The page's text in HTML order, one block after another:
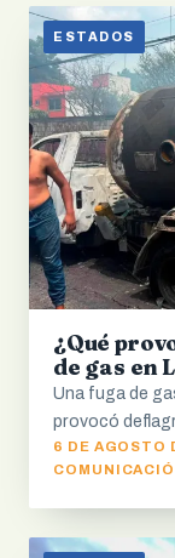
ESTADOS
¿Qué
de gas en
Una fuga de
provocó
6 DE AGOSTO